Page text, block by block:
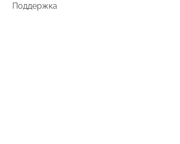
Поддержка